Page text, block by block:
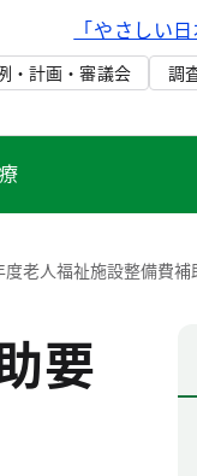
「やさしい
・計画・審議会
調
度老人福祉施設整備費補
要